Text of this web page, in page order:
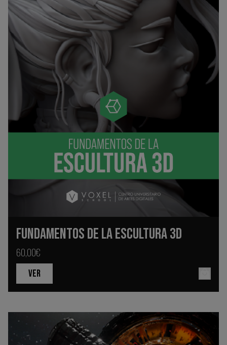
FUNDAMENTOS DE LA ESCULTURA 3D
60,00€
VER